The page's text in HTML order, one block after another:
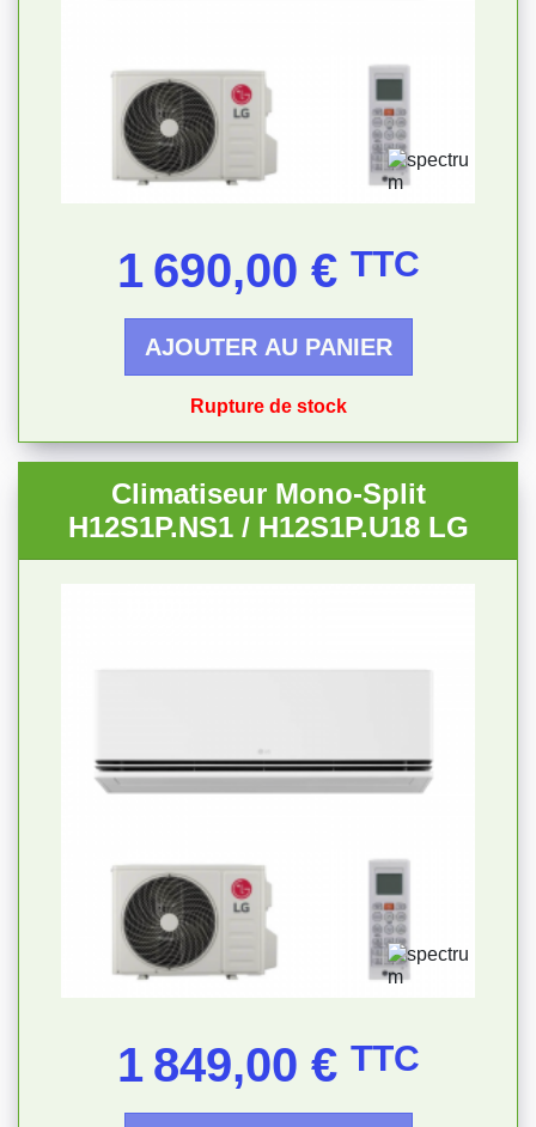
1 690,00 € TTC
AJOUTER AU PANIER
Rupture de stock
Climatiseur Mono-Split
H12S1P.NS1 / H12S1P.U18 LG
1 849,00 € TTC